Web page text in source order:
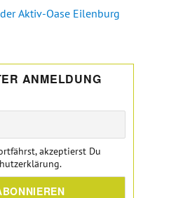
Aktiv-Oase Eilenburg
ANMELDUNG
akzeptierst Du